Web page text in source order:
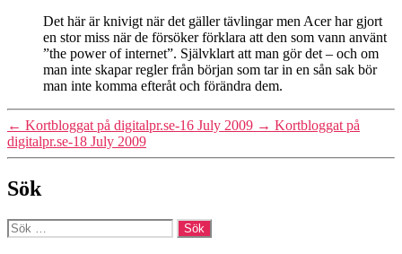
17
July
2009
Det här är knivigt när det gäller tävlingar men Acer har gjort
en stor miss när de försöker förklara att den som vann använt
”the power of internet”. Självklart att man gör det – och om
man inte skapar regler från början som tar in en sån sak bör
man inte komma efteråt och förändra dem.
← Kortbloggat på digitalpr.se-16 July 2009 → Kortbloggat på
digitalpr.se-18 July 2009
Sök
Sök
efter: